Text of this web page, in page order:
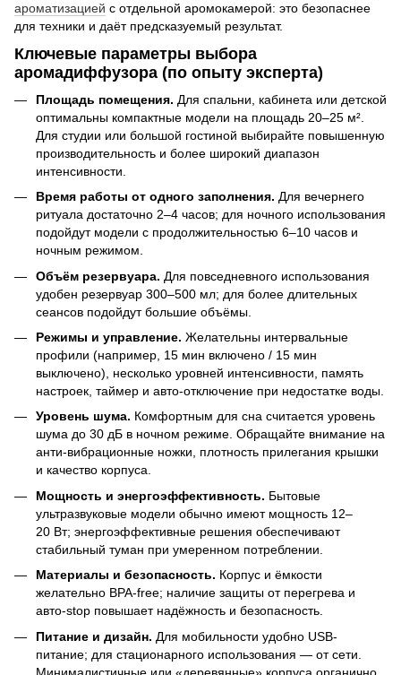
ароматизацией с отдельной аромокамерой: это безопаснее
для техники и даёт предсказуемый результат.
Ключевые параметры выбора
аромадиффузора (по опыту эксперта)
Площадь помещения. Для спальни, кабинета или детской
оптимальны компактные модели на площадь 20–25 м².
Для студии или большой гостиной выбирайте повышенную
производительность и более широкий диапазон
интенсивности.
Время работы от одного заполнения. Для вечернего
ритуала достаточно 2–4 часов; для ночного использования
подойдут модели с продолжительностью 6–10 часов и
ночным режимом.
Объём резервуара. Для повседневного использования
удобен резервуар 300–500 мл; для более длительных
сеансов подойдут большие объёмы.
Режимы и управление. Желательны интервальные
профили (например, 15 мин включено / 15 мин
выключено), несколько уровней интенсивности, память
настроек, таймер и авто-отключение при недостатке воды.
Уровень шума. Комфортным для сна считается уровень
шума до 30 дБ в ночном режиме. Обращайте внимание на
анти-вибрационные ножки, плотность прилегания крышки
и качество корпуса.
Мощность и энергоэффективность. Бытовые
ультразвуковые модели обычно имеют мощность 12–
20 Вт; энергоэффективные решения обеспечивают
стабильный туман при умеренном потреблении.
Материалы и безопасность. Корпус и ёмкости
желательно BPA-free; наличие защиты от перегрева и
авто-stop повышает надёжность и безопасность.
Питание и дизайн. Для мобильности удобно USB-
питание; для стационарного использования — от сети.
Минималистичные или «деревянные» корпуса органично